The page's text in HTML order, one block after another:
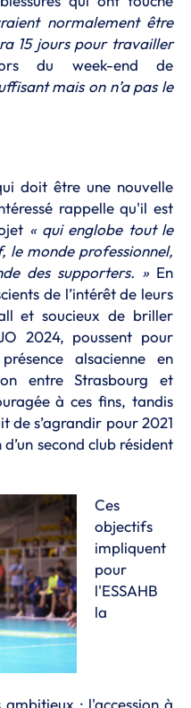
normalement être
15 jours pour travailler
du week-end de
mais on n’a pas le
doit être une nouvelle
rappelle qu'il est
« qui englobe tout le
le monde professionnel,
des supporters. »En
de l’intérêt de leurs
et soucieux de briller
2024, poussent pour
alsacienne en
entre Strasbourg et
à ces fins, tandis
de s’agrandir pour 2021
second club résident
Ces
objectifs
impliquent
pour
l'ESSAHB
la
: l'accession à